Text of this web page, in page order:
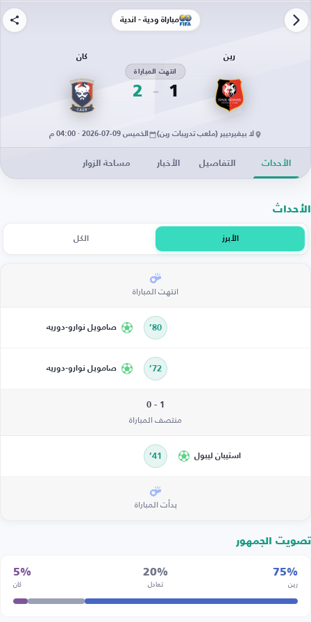
مباراة ودية - أندية
رين
1
انتهت المباراة
2
كان
لا بيفيرديير (ملعب تدريبات رين) الخميس 09-07-2026 · 04:00 م
الأحداث التفاصيل الأخبار مساحة الزوار
الأحداث
الأبرز الكل
انتهت المباراة
80’ صامويل نوارو-دوريه
72’ صامويل نوارو-دوريه
1 - 0
منتصف المباراة
استيبان ليبول 41’
بدأت المباراة
تصويت الجمهور
75%
رين
20%
تعادل
5%
كان